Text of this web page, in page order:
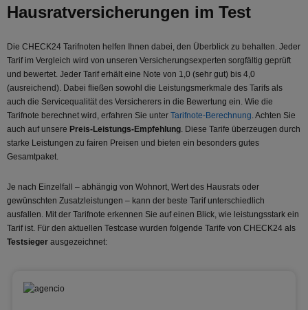
Hausratversicherungen im Test
Die CHECK24 Tarifnoten helfen Ihnen dabei, den Überblick zu behalten. Jeder
Tarif im Vergleich wird von unseren Versicherungsexperten sorgfältig geprüft
und bewertet. Jeder Tarif erhält eine Note von 1,0 (sehr gut) bis 4,0
(ausreichend). Dabei fließen sowohl die Leistungsmerkmale des Tarifs als
auch die Servicequalität des Versicherers in die Bewertung ein. Wie die
Tarifnote berechnet wird, erfahren Sie unter Tarifnote-Berechnung. Achten Sie
auch auf unsere Preis-Leistungs-Empfehlung. Diese Tarife überzeugen durch
starke Leistungen zu fairen Preisen und bieten ein besonders gutes
Gesamtpaket.
Je nach Einzelfall – abhängig von Wohnort, Wert des Hausrats oder
gewünschten Zusatzleistungen – kann der beste Tarif unterschiedlich
ausfallen. Mit der Tarifnote erkennen Sie auf einen Blick, wie leistungsstark ein
Tarif ist. Für den aktuellen Testcase wurden folgende Tarife von CHECK24 als
Testsieger ausgezeichnet: